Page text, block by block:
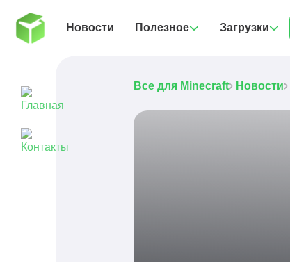
Новости Полезное Загрузки
Все для Minecraft Новости